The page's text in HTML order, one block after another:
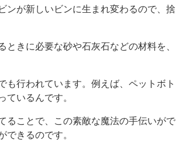
ンが新しいビンに生まれ変わるので、捨
きに必要な砂や石灰石などの材料を、
も行われています。例えば、ペットボト
ているんです。
ることで、この素敵な魔法の手伝いがで
できるのです。